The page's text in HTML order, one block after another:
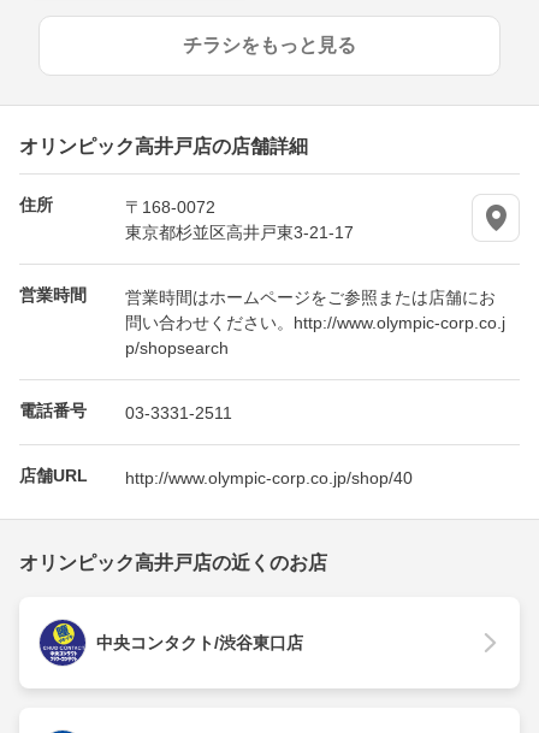
チラシをもっと見る
オリンピック高井戸店の店舗詳細
住所
〒168-0072
東京都杉並区高井戸東3-21-17
営業時間
営業時間はホームページをご参照または店舗にお
問い合わせください。http://www.olympic-corp.co.j
p/shopsearch
電話番号 03-3331-2511
店舗URL http://www.olympic-corp.co.jp/shop/40
オリンピック高井戸店の近くのお店
中央コンタクト/渋谷東口店